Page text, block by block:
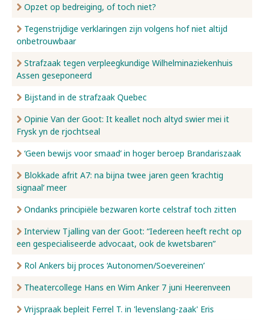
Opzet op bedreiging, of toch niet?
Tegenstrijdige verklaringen zijn volgens hof niet altijd
onbetrouwbaar
Strafzaak tegen verpleegkundige Wilhelminaziekenhuis
Assen geseponeerd
Bijstand in de strafzaak Quebec
Opinie Van der Goot: It keallet noch altyd swier mei it
Frysk yn de rjochtseal
‘Geen bewijs voor smaad’ in hoger beroep Brandariszaak
Blokkade afrit A7: na bijna twee jaren geen ‘krachtig
signaal’ meer
Ondanks principiële bezwaren korte celstraf toch zitten
Interview Tjalling van der Goot: “Iedereen heeft recht op
een gespecialiseerde advocaat, ook de kwetsbaren”
Rol Ankers bij proces ‘Autonomen/Soevereinen’
Theatercollege Hans en Wim Anker 7 juni Heerenveen
Vrijspraak bepleit Ferrel T. in 'levenslang-zaak' Eris